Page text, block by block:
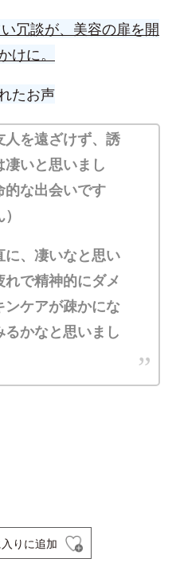
冗談が、美容の扉を開
けに。
たお声
人を遠ざけず、誘
いと思いまし
的な出会いです
に、凄いなと思い
で精神的にダメ
ケアが疎かにな
るかなと思いまし
りに追加